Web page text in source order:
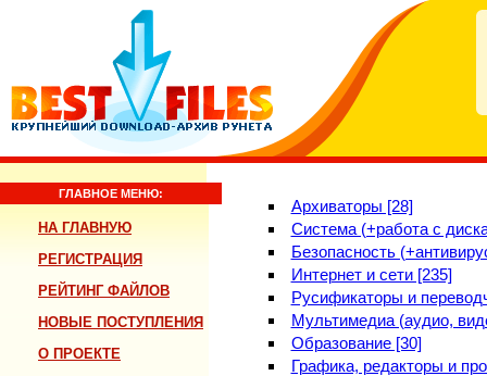
ГЛАВНОЕ МЕНЮ:
НА ГЛАВНУЮ
РЕГИСТРАЦИЯ
РЕЙТИНГ ФАЙЛОВ
НОВЫЕ ПОСТУПЛЕНИЯ
О ПРОЕКТЕ
Архиваторы [28]
Система (+работа с
Безопасность
Интернет и сети [235]
Русификаторы и
Мультимедиа (аудио,
Образование [30]
Графика, редакторы и